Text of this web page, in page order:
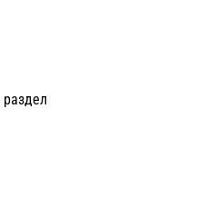
раздел